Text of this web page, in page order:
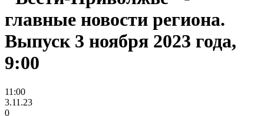
главные новости региона.
Выпуск 3 ноября 2023 года,
9:00
11:00
3.11.23
0